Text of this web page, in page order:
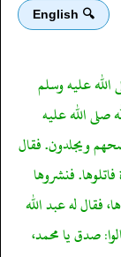
🔍 English
الله عليه وسلم
صلى الله عليه
ويجلدون. فقال
فاتلوها. فنشروها
فقال له عبد الله
صدق يا محمد،